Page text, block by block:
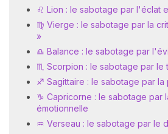
♌ Lion : le sabotage par l'éclat
♍ Vierge : le sabotage par la
»
♎ Balance : le sabotage par
♏ Scorpion : le sabotage par le
♐ Sagittaire : le sabotage par
♑ Capricorne : le sabotage par
émotionnelle
♒ Verseau : le sabotage par le